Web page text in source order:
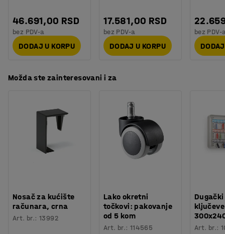
46.691,00 RSD
bez PDV-a
DODAJ U KORPU
17.581,00 RSD
bez PDV-a
DODAJ U KORPU
bez PDV-
Možda ste zainteresovani i za
Nosač za kućište
računara, crna
Art. br.:13992
Lako okretni
točkovi: pakovanje
od 5 kom
Art. br.: 114565 Art. br.: